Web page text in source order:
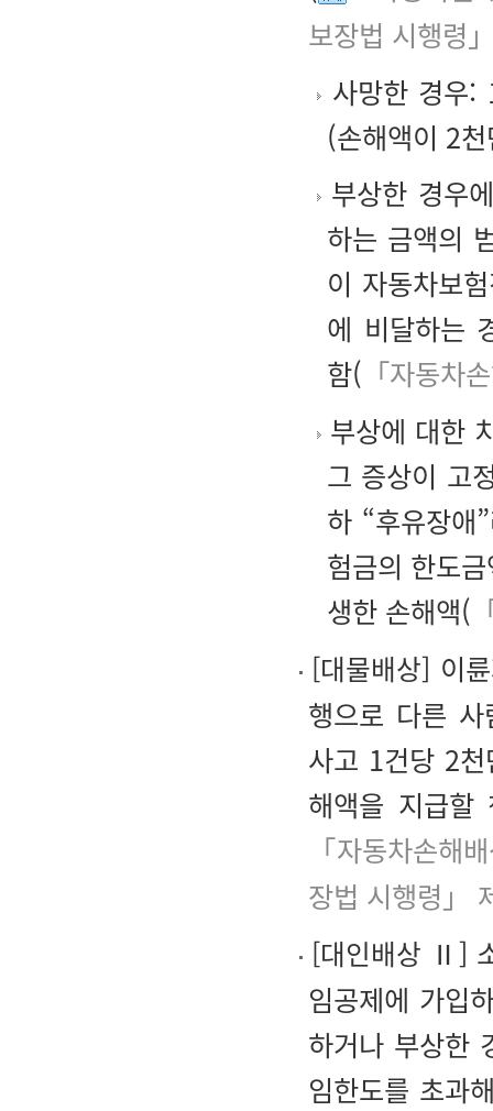
보장법 시행령
사망한 경우:
(손해액이 2
부상한 경우
하는 금액의
이 자동차보
에 비달하는
함( 「자동차
부상에 대한
그 증상이 고
하 “후유장애
험금의 한도
생한 손해액(
[대물배상] 이
행으로 다른
사고 1건당 2
해액을 지급할
「자동차손해
장법 시행령」
[대인배상 Ⅱ ]
임공제에 가입
하거나 부상한
임한도를 초과